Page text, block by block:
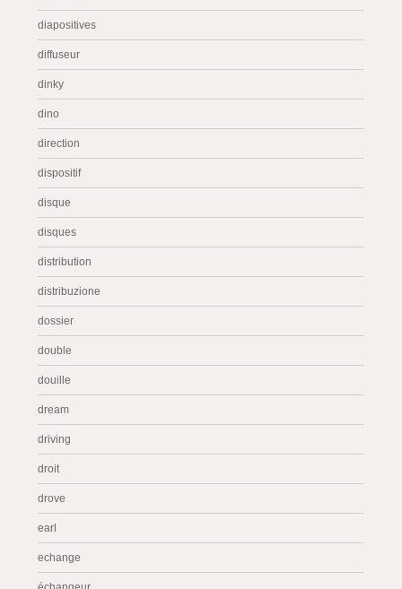
diapositives
diffuseur
dinky
dino
direction
dispositif
disque
disques
distribution
distribuzione
dossier
double
douille
dream
driving
droit
drove
earl
echange